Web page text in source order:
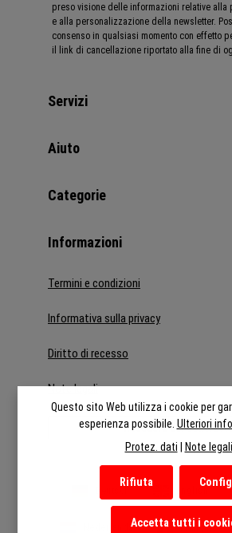
preso visione delle informazioni relative alla
e alla personalizzazione della newsletter.
consenso in qualsiasi momento con effetto
il link di cancellazione riportato alla fine di
Servizi
Aiuto
Categorie
Informazioni
Termini e condizioni
Informativa sulla privacy
Diritto di recesso
Note legali
Recedere dal
Nederlands Français
Questo sito Web utilizza i cookie per
esperienza possibile. Ulteriori
Protez. dati
Note legali
Rifiuta
Accetta tutti i